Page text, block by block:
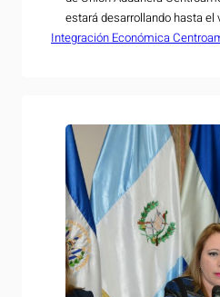
estará desarrollando hasta el
que se realiza bajo la
Integración Económica